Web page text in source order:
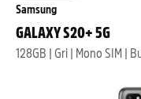
Samsung
GALAXY S20+ 5G
128GB | Gri | Mono SIM |